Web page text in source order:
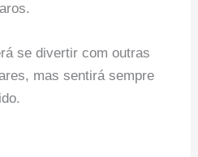
se divertir com outras
mas sentirá sempre